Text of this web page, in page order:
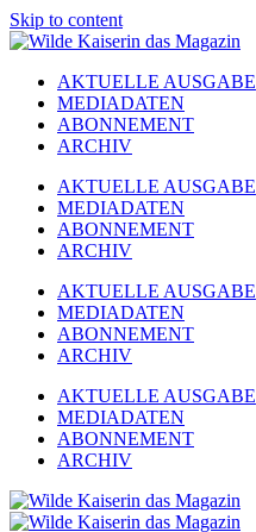
Skip to content
AKTUELLE AUSGABE
MEDIADATEN
ABONNEMENT
ARCHIV
AKTUELLE AUSGABE
MEDIADATEN
ABONNEMENT
ARCHIV
AKTUELLE AUSGABE
MEDIADATEN
ABONNEMENT
ARCHIV
AKTUELLE AUSGABE
MEDIADATEN
ABONNEMENT
ARCHIV